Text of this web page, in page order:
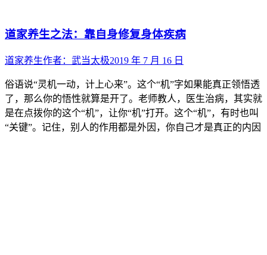
道家养生之法：靠自身修复身体疾病
道家养生作者： 武当太极2019 年 7 月 16 日
俗语说“灵机一动，计上心来”。这个“机”字如果能真正领悟透
了，那么你的悟性就算是开了。老师教人，医生治病，其实就
是在点拨你的这个“机”，让你“机”打开。这个“机”，有时也叫
“关键”。记住，别人的作用都是外因，你自己才是真正的内因